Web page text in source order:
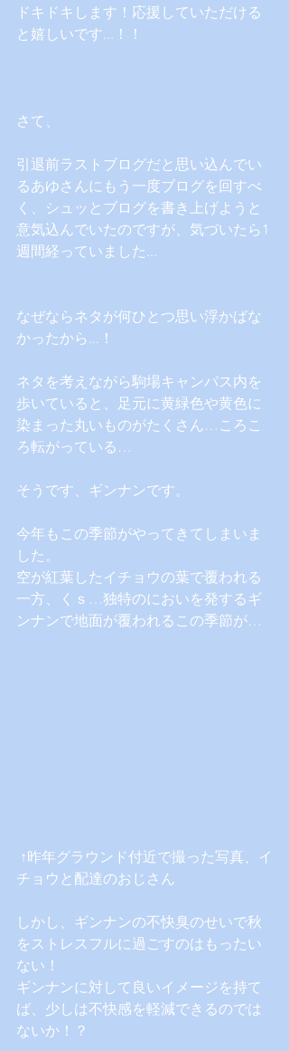
ドキドキします！応援していただける
と嬉しいです...！！
さて、
引退前ラストブログだと思い込んでい
るあゆさんにもう一度ブログを回すべ
く、シュッとブログを書き上げようと
意気込んでいたのですが、気づいたら1
週間経っていました...
なぜならネタが何ひとつ思い浮かばな
かったから...！
ネタを考えながら駒場キャンパス内を
歩いていると、足元に黄緑色や黄色に
染まった丸いものがたくさん…ころこ
ろ転がっている…
そうです、ギンナンです。
今年もこの季節がやってきてしまいま
した。
空が紅葉したイチョウの葉で覆われる
一方、くｓ…独特のにおいを発するギ
ンナンで地面が覆われるこの季節が…
チョウと配達のおじさん
しかし、ギンナンの不快臭のせいで秋
をストレスフルに過ごすのはもったい
ない！
ギンナンに対して良いイメージを持て
ば、少しは不快感を軽減できるのでは
ないか！？